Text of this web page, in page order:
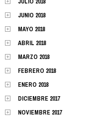
JUNIO 2018
MAYO 2018
ABRIL 2018
MARZO 2018
FEBRERO 2018
ENERO 2018
DICIEMBRE 2017
NOVIEMBRE 2017